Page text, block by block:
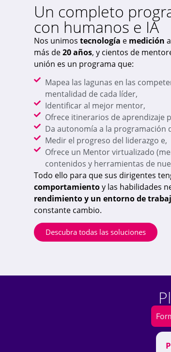
Un completo
con humanos e IA
Nos unimos tecnología e medición
más de20 años, y cientos de
unión es un programa que:
Mapea las lagunas en las
mentalidad de cada líder,
Identificar al mejor mentor,
Ofrece itinerarios de aprendizaje
Da autonomía a la programación
Medir el progreso del liderazgo e,
Ofrece un Mentor virtualizado
contenidos y herramientas de
Todo ello para que sus dirigentes
comportamientoy las habilidades
rendimiento y un entorno de
constante cambio.
Descubra todas las soluciones